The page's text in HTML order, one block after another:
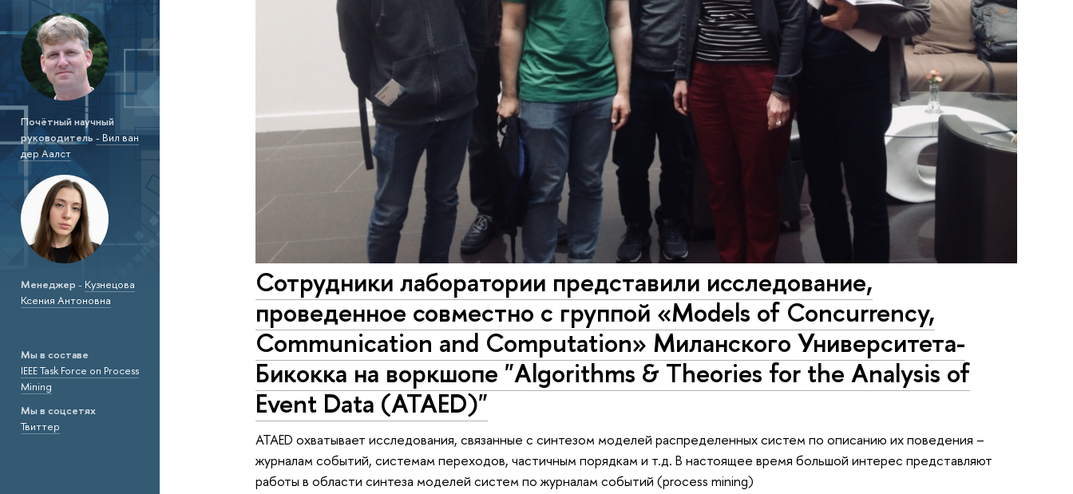
Почётный научный
руководитель - Вил ван
дер Аалст
Менеджер - Кузнецова
Ксения Антоновна
Мы в составе
IEEE Task Force on Process
Mining
Мы в соцсетях
Твиттер
Сотрудники лаборатории представили исследование,
проведенное совместно с группой «Models of Concurrency,
Communication and Computation» Миланского Университета-
Бикокка на воркшопе "Algorithms & Theories for the Analysis of
Event Data (ATAED)"
ATAED охватывает исследования, связанные с синтезом моделей распределенных систем по описанию их поведения –
журналам событий, системам переходов, частичным порядкам и т.д. В настоящее время большой интерес представляют
работы в области синтеза моделей систем по журналам событий (process mining)